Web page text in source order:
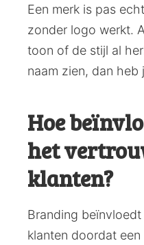
Een merk is pas
zonder logo werkt.
toon of de stijl al
naam zien, dan
Hoe
het
klanten?
Branding
klanten doordat